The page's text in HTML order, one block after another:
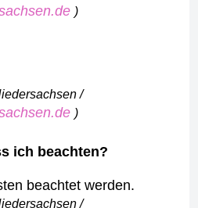
)
/
)
ich beachten?
beachtet werden.
/